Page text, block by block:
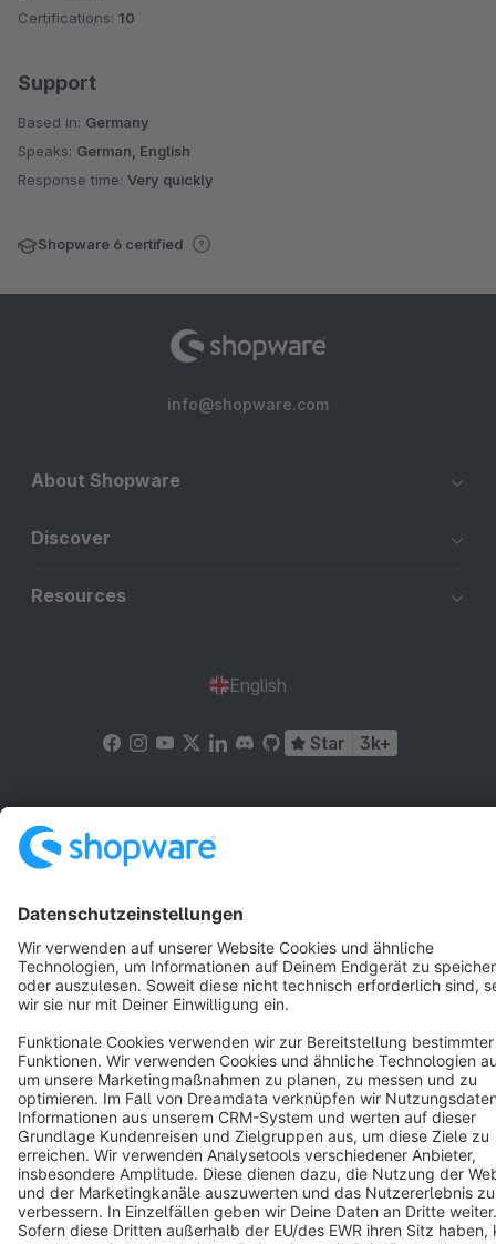
Certifications: 10
Support
Based in: Germany
Speaks: German, English
Response time: Very quickly
Shopware 6 certified
info@shopware.com
About Shopware
Discover
Resources
English
Star 3k+
Terms & Conditions
Copyright © shopware AG - All rights reserved
Notice: * All prices are quoted net of the statutory value-added tax